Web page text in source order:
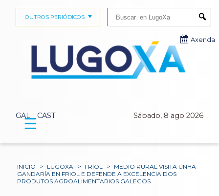
GAL CAST Sábado, 8 ago 2026
OUTROS PERIÓDICOS
Axenda
☰
INICIO > LUGOXA > FRIOL > MEDIO RURAL VISITA UNHA
GANDARÍA EN FRIOL E DEFENDE A EXCELENCIA DOS
PRODUTOS AGROALIMENTARIOS GALEGOS